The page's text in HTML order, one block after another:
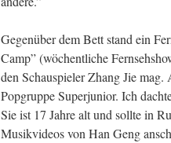
Gegenüber dem Bett stand ein
Camp” (wöchentliche
den Schauspieler Zhang Jie
Popgruppe Superjunior. Ich
Sie ist 17 Jahre alt und sollte in
Musikvideos von Han Geng